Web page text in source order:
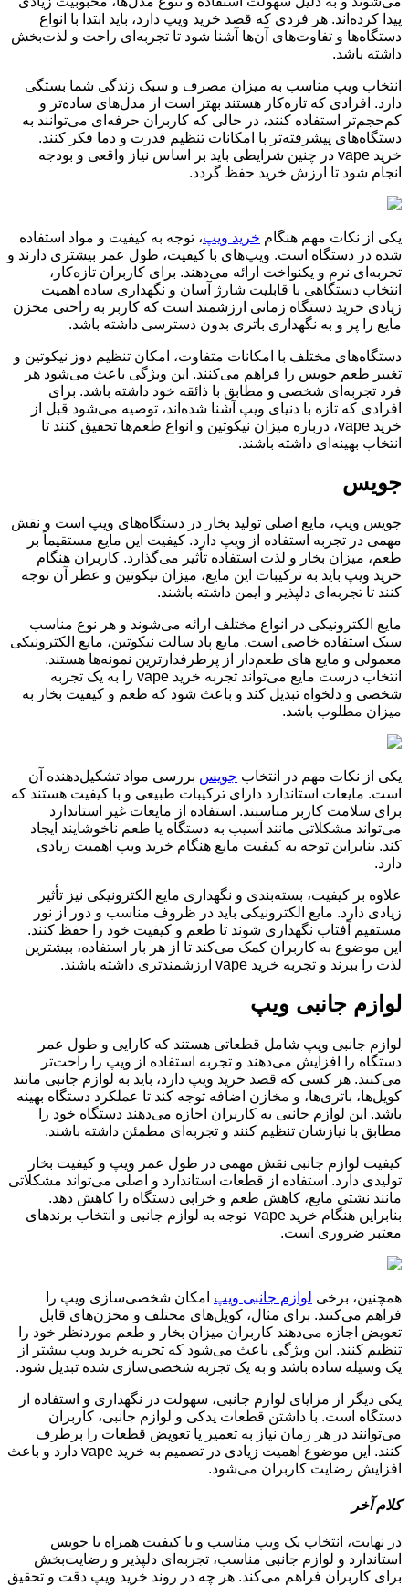
پیدا کرده‌اند. هر فردی که قصد خرید ویپ دارد، باید ابتدا با انواع
دستگاه‌ها و تفاوت‌های آن‌ها آشنا شود تا تجربه‌ای راحت و لذت‌بخش
داشته باشد.
انتخاب ویپ مناسب به میزان مصرف و سبک زندگی شما بستگی
دارد. افرادی که تازه‌کار هستند بهتر است از مدل‌های ساده‌تر و
کم‌حجم‌تر استفاده کنند، در حالی که کاربران حرفه‌ای می‌توانند به
دستگاه‌های پیشرفته‌تر با امکانات تنظیم قدرت و دما فکر کنند.
خرید vape در چنین شرایطی باید بر اساس نیاز واقعی و بودجه
انجام شود تا ارزش خرید حفظ گردد.
یکی از نکات مهم هنگام خرید ویپ، توجه به کیفیت و مواد استفاده
شده در دستگاه است. ویپ‌های با کیفیت، طول عمر بیشتری دارند و
تجربه‌ای نرم و یکنواخت ارائه می‌دهند. برای کاربران تازه‌کار،
انتخاب دستگاهی با قابلیت شارژ آسان و نگهداری ساده اهمیت
زیادی خرید دستگاه زمانی ارزشمند است که کاربر به راحتی مخزن
مایع را پر و به نگهداری باتری بدون دسترسی داشته باشد.
دستگاه‌های مختلف با امکانات متفاوت، امکان تنظیم دوز نیکوتین و
تغییر طعم جویس را فراهم می‌کنند. این ویژگی باعث می‌شود هر
فرد تجربه‌ای شخصی و مطابق با ذائقه خود داشته باشد. برای
افرادی که تازه با دنیای ویپ آشنا شده‌اند، توصیه می‌شود قبل از
خرید vape، درباره میزان نیکوتین و انواع طعم‌ها تحقیق کنند تا
انتخاب بهینه‌ای داشته باشند.
جویس
جویس ویپ، مایع اصلی تولید بخار در دستگاه‌های ویپ است و نقش
مهمی در تجربه استفاده از ویپ دارد. کیفیت این مایع مستقیماً بر
طعم، میزان بخار و لذت استفاده تأثیر می‌گذارد. کاربران هنگام
خرید ویپ باید به ترکیبات این مایع، میزان نیکوتین و عطر آن توجه
کنند تا تجربه‌ای دلپذیر و ایمن داشته باشند.
مایع الکترونیکی در انواع مختلف ارائه می‌شوند و هر نوع مناسب
سبک استفاده خاصی است. مایع پاد سالت نیکوتین، مایع الکترونیکی
معمولی و مایع های طعم‌دار از پرطرفدارترین نمونه‌ها هستند.
انتخاب درست مایع می‌تواند تجربه خرید vape را به یک تجربه
شخصی و دلخواه تبدیل کند و باعث شود که طعم و کیفیت بخار به
میزان مطلوب باشد.
یکی از نکات مهم در انتخاب جویس بررسی مواد تشکیل‌دهنده آن
است. مایعات استاندارد دارای ترکیبات طبیعی و با کیفیت هستند که
برای سلامت کاربر مناسبند. استفاده از مایعات غیر استاندارد
می‌تواند مشکلاتی مانند آسیب به دستگاه یا طعم ناخوشایند ایجاد
کند. بنابراین توجه به کیفیت مایع هنگام خرید ویپ اهمیت زیادی
دارد.
علاوه بر کیفیت، بسته‌بندی و نگهداری مایع الکترونیکی نیز تأثیر
زیادی دارد. مایع الکترونیکی باید در ظروف مناسب و دور از نور
مستقیم آفتاب نگهداری شوند تا طعم و کیفیت خود را حفظ کنند.
این موضوع به کاربران کمک می‌کند تا از هر بار استفاده، بیشترین
لذت را ببرند و تجربه خرید vape ارزشمندتری داشته باشند.
لوازم جانبی ویپ
لوازم جانبی ویپ شامل قطعاتی هستند که کارایی و طول عمر
دستگاه را افزایش می‌دهند و تجربه استفاده از ویپ را راحت‌تر
می‌کنند. هر کسی که قصد خرید ویپ دارد، باید به لوازم جانبی مانند
کویل‌ها، باتری‌ها، و مخازن اضافه توجه کند تا عملکرد دستگاه بهینه
باشد. این لوازم جانبی به کاربران اجازه می‌دهند دستگاه خود را
مطابق با نیازشان تنظیم کنند و تجربه‌ای مطمئن داشته باشند.
کیفیت لوازم جانبی نقش مهمی در طول عمر ویپ و کیفیت بخار
تولیدی دارد. استفاده از قطعات استاندارد و اصلی می‌تواند مشکلاتی
مانند نشتی مایع، کاهش طعم و خرابی دستگاه را کاهش دهد.
بنابراین هنگام خرید vape توجه به لوازم جانبی و انتخاب برندهای
معتبر ضروری است.
همچنین، برخی لوازم جانبی ویپ امکان شخصی‌سازی ویپ را
فراهم می‌کنند. برای مثال، کویل‌های مختلف و مخزن‌های قابل
تعویض اجازه می‌دهند کاربران میزان بخار و طعم موردنظر خود را
تنظیم کنند. این ویژگی باعث می‌شود که تجربه خرید ویپ بیشتر از
یک وسیله ساده باشد و به یک تجربه شخصی‌سازی شده تبدیل شود.
یکی دیگر از مزایای لوازم جانبی، سهولت در نگهداری و استفاده از
دستگاه است. با داشتن قطعات یدکی و لوازم جانبی، کاربران
می‌توانند در هر زمان نیاز به تعمیر یا تعویض قطعات را برطرف
کنند. این موضوع اهمیت زیادی در تصمیم به خرید vape دارد و باعث
افزایش رضایت کاربران می‌شود.
کلام آخر
در نهایت، انتخاب یک ویپ مناسب و با کیفیت همراه با جویس
استاندارد و لوازم جانبی مناسب، تجربه‌ای دلپذیر و رضایت‌بخش
برای کاربران فراهم می‌کند. هر چه در روند خرید ویپ دقت و تحقیق